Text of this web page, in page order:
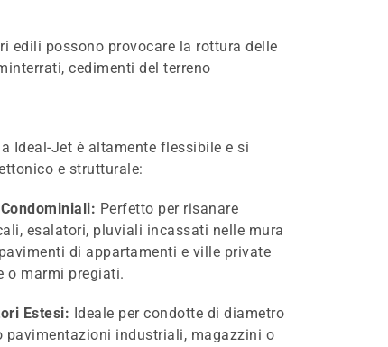
edili possono provocare la rottura delle
cedimenti del terreno
Ideal-Jet è altamente flessibile e si
e strutturale:
Perfetto per risanare
esalatori, pluviali incassati nelle mura
di appartamenti e ville private
o marmi pregiati.
Estesi: Ideale per condotte di diametro
pavimentazioni industriali, magazzini o